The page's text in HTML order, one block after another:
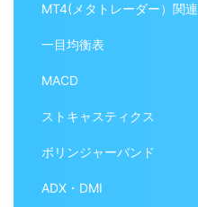
MT4(メタトレーダー）関連
一目均衡表
MACD
ストキャスティクス
ボリンジャーバンド
ADX・DMI